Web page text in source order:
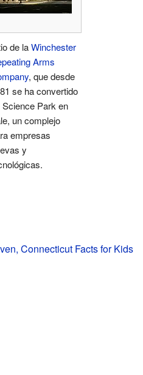
de laWinchester
Arms
, que desde
se ha convertido
Science Park en
un complejo
empresas
y
Connecticut Facts for Kids